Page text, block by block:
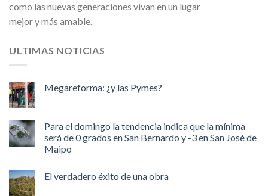
como las nuevas generaciones vivan en un lugar
mejor y más amable.
ULTIMAS NOTICIAS
Megareforma: ¿y las Pymes?
Para el domingo la tendencia indica que la mínima
será de 0 grados en San Bernardo y -3 en San José de
Maipo
El verdadero éxito de una obra